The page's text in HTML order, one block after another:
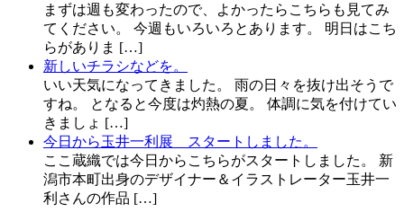
まずは週も変わったので、よかったらこちらも見てみ
てください。 今週もいろいろとあります。 明日はこち
らがありま […]
新しいチラシなどを。
いい天気になってきました。 雨の日々を抜け出そうで
すね。 となると今度は灼熱の夏。 体調に気を付けてい
きましょ […]
今日から玉井一利展 スタートしました。
ここ蔵織では今日からこちらがスタートしました。 新
潟市本町出身のデザイナー＆イラストレーター玉井一
利さんの作品 […]